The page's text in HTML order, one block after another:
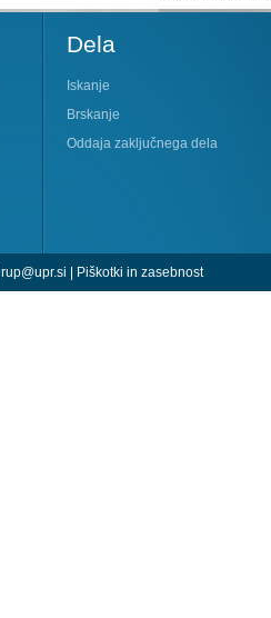
Dela
Iskanje
Brskanje
Oddaja zaključnega dela
rup@upr.si | Piškotki in zasebnost